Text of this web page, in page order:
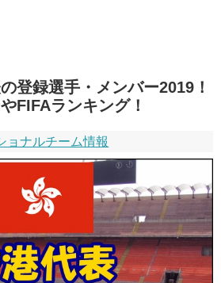
登録選手・メンバー2019！
FIFAランキング！
ョナルチーム情報